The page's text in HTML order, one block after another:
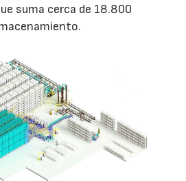
suma cerca de 18.800